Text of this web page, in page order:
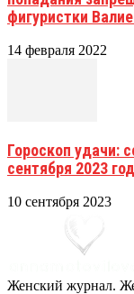
фигуристки
14 февраля 2022
Гороскоп удачи:
сентября 2023
10 сентября 2023
Женский журнал.